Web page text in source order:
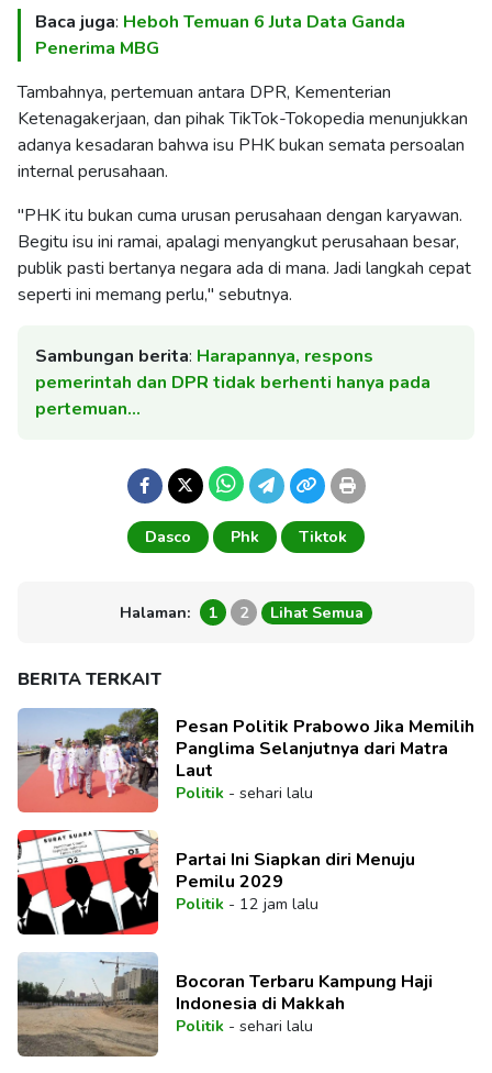
Baca juga: Heboh Temuan 6 Juta Data Ganda
Penerima MBG
Tambahnya, pertemuan antara DPR, Kementerian
Ketenagakerjaan, dan pihak TikTok-Tokopedia menunjukkan
adanya kesadaran bahwa isu PHK bukan semata persoalan
internal perusahaan.
"PHK itu bukan cuma urusan perusahaan dengan karyawan.
Begitu isu ini ramai, apalagi menyangkut perusahaan besar,
publik pasti bertanya negara ada di mana. Jadi langkah cepat
seperti ini memang perlu," sebutnya.
Sambungan berita: Harapannya, respons
pemerintah dan DPR tidak berhenti hanya pada
pertemuan…
Dasco Phk Tiktok
Halaman: 1 2 Lihat Semua
BERITA TERKAIT
Pesan Politik Prabowo Jika Memilih
Panglima Selanjutnya dari Matra
Laut
Politik- sehari lalu
Partai Ini Siapkan diri Menuju
Pemilu 2029
Politik- 12 jam lalu
Bocoran Terbaru Kampung Haji
Indonesia di Makkah
Politik- sehari lalu